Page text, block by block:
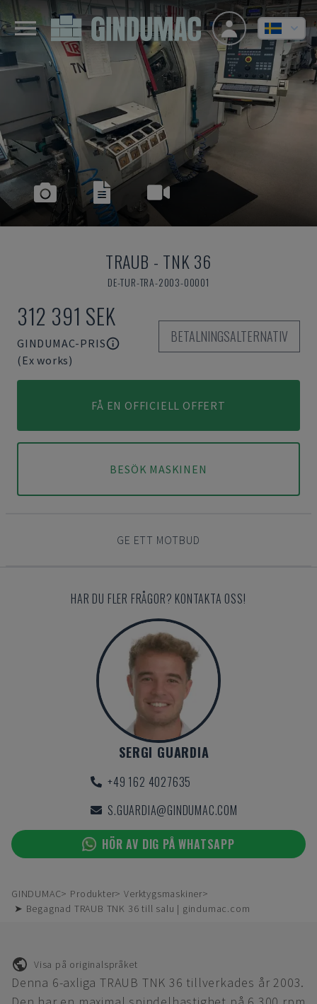
TRAUB - TNK 36
DE-TUR-TRA-2003-00001
312 391 SEK
GINDUMAC-PRIS
(Ex works)
BETALNINGSALTERNATIV
FÅ EN OFFICIELL OFFERT
BESÖK MASKINEN
GE ETT MOTBUD
HAR DU FLER FRÅGOR? KONTAKTA OSS!
SERGI GUARDIA
+49 162 4027635
S.GUARDIA@GINDUMAC.COM
HÖR AV DIG PÅ WHATSAPP
GINDUMAC Produkter
Verktygsmaskiner
➤ Begagnad TRAUB TNK 36 till salu | gindumac.com
Visa på originalspråket
Denna 6-axliga TRAUB TNK 36 tillverkades år 2003.